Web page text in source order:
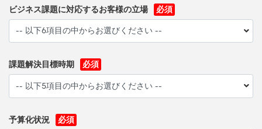
ビジネス課題に対応するお客様の立場
課題解決目標時期
予算化状況